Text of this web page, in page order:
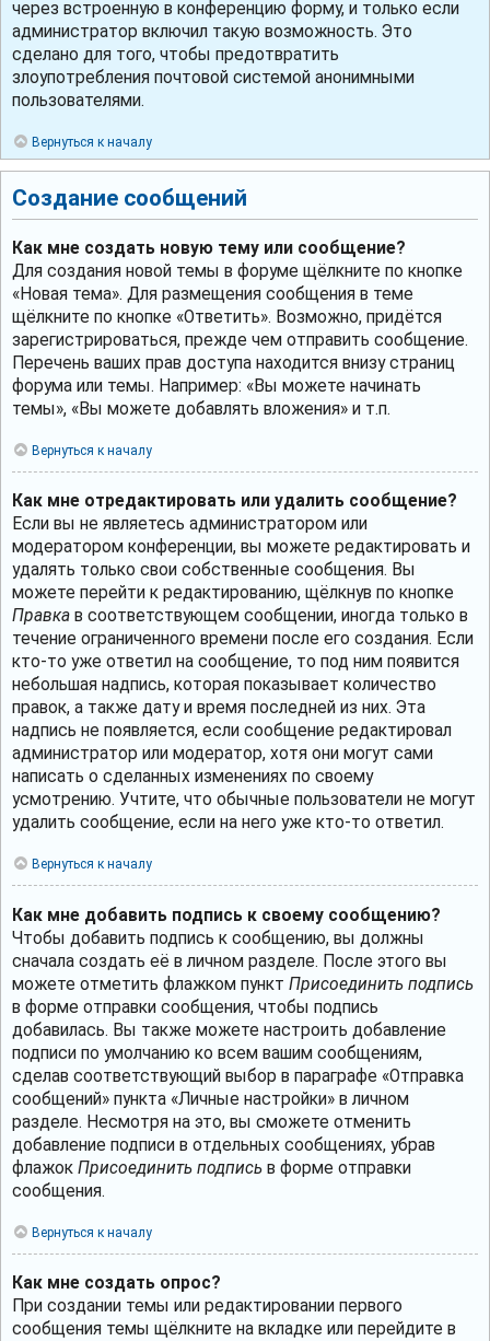
через встроенную в конференцию форму, и только если
администратор включил такую возможность. Это
сделано для того, чтобы предотвратить
злоупотребления почтовой системой анонимными
пользователями.
Вернуться к началу
Создание сообщений
Как мне создать новую тему или сообщение?
Для создания новой темы в форуме щёлкните по кнопке
«Новая тема». Для размещения сообщения в теме
щёлкните по кнопке «Ответить». Возможно, придётся
зарегистрироваться, прежде чем отправить сообщение.
Перечень ваших прав доступа находится внизу страниц
форума или темы. Например: «Вы можете начинать
темы», «Вы можете добавлять вложения» и т.п.
Вернуться к началу
Как мне отредактировать или удалить сообщение?
Если вы не являетесь администратором или
модератором конференции, вы можете редактировать и
удалять только свои собственные сообщения. Вы
можете перейти к редактированию, щёлкнув по кнопке
Правка в соответствующем сообщении, иногда только в
течение ограниченного времени после его создания. Если
кто-то уже ответил на сообщение, то под ним появится
небольшая надпись, которая показывает количество
правок, а также дату и время последней из них. Эта
надпись не появляется, если сообщение редактировал
администратор или модератор, хотя они могут сами
написать о сделанных изменениях по своему
усмотрению. Учтите, что обычные пользователи не могут
удалить сообщение, если на него уже кто-то ответил.
Вернуться к началу
Как мне добавить подпись к своему сообщению?
Чтобы добавить подпись к сообщению, вы должны
сначала создать её в личном разделе. После этого вы
можете отметить флажком пункт Присоединить подпись
в форме отправки сообщения, чтобы подпись
добавилась. Вы также можете настроить добавление
подписи по умолчанию ко всем вашим сообщениям,
сделав соответствующий выбор в параграфе «Отправка
сообщений» пункта «Личные настройки» в личном
разделе. Несмотря на это, вы сможете отменить
добавление подписи в отдельных сообщениях, убрав
флажок Присоединить подпись в форме отправки
сообщения.
Вернуться к началу
Как мне создать опрос?
При создании темы или редактировании первого
сообщения темы щёлкните на вкладке или перейдите в